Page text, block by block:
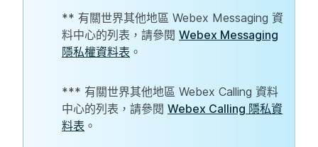
** 有關世界其他地區 Webex Messaging 資
料中心的列表，請參閱 Webex Messaging
隱私權資料表 。
*** 有關世界其他地區 Webex Calling 資料
中心的列表，請參閱 Webex Calling 隱私資
料表 。